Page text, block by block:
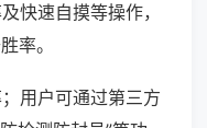
快速自摸等操作，
率。
用户可通过第三方